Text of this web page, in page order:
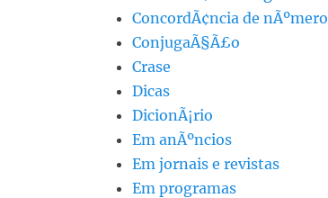
ConcordÃ¢ncia de nÃºmero
ConjugaÃ§Ã£o
Crase
Dicas
DicionÃ¡rio
Em anÃºncios
Em jornais e revistas
Em programas